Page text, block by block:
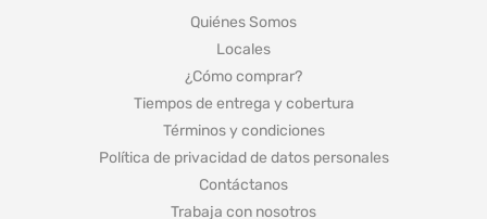
Quiénes Somos
Locales
¿Cómo comprar?
Tiempos de entrega y cobertura
Términos y condiciones
Política de privacidad de datos personales
Contáctanos
Trabaja con nosotros